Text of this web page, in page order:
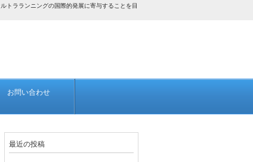
トラランニングの国際的発展に寄与することを目
お問い合わせ
最近の投稿